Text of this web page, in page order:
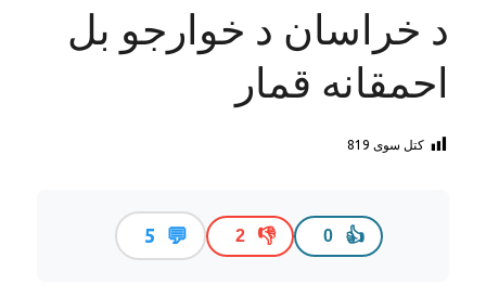
د خراسان د خوارجو بل
احمقانه قمار
کتل سوی 819
👍
0
👎
2
💬
5